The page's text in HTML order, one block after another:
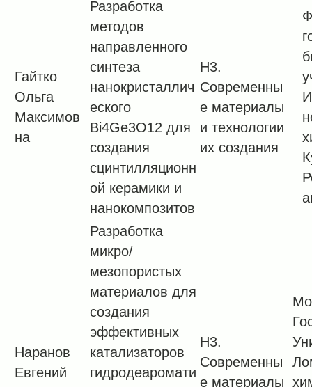
Гайтко
Ольга
Максимов
на
Разработка
методов
направленного
синтеза
нанокристаллич
еского
Bi4Ge3O12 для
создания
сцинтилляционн
ой керамики и
нанокомпозитов
H3.
Современны
е материалы
и технологии
их создания
Наранов
Евгений
Разработка
микро/
мезопористых
материалов для
создания
эффективных
катализаторов
гидродеаромати
H3.
Современны
е материалы